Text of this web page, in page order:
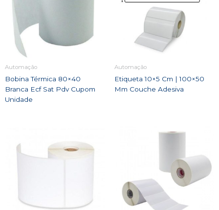
Automação
Bobina Térmica 80×40
Branca Ecf Sat Pdv Cupom
Unidade
Automação
Etiqueta 10×5 Cm | 100×50
Mm Couche Adesiva